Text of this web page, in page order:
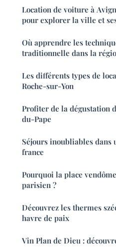
Location de voiture à
pour explorer la ville et
Où apprendre les
traditionnelle dans la
Les différents types de
Roche-sur-Yon
Profiter de la dégustation
du-Pape
Séjours inoubliables dans
france
Pourquoi la place
parisien ?
Découvrez les thermes
havre de paix
Vin Plan de Dieu :